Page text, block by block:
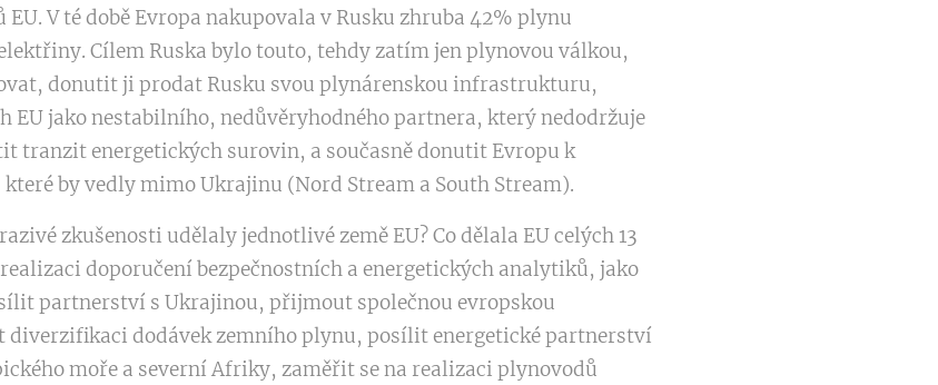
V té době Evropa nakupovala v Rusku zhruba 42% plynu
Cílem Ruska bylo touto, tehdy zatím jen plynovou válkou,
donutit ji prodat Rusku svou plynárenskou infrastrukturu,
EU jako nestabilního, nedůvěryhodného partnera, který nedodržuje
tranzit energetických surovin, a současně donutit Evropu k
by vedly mimo Ukrajinu (Nord Stream a South Stream).
zkušenosti udělaly jednotlivé země EU? Co dělala EU celých 13
doporučení bezpečnostních a energetických analytiků, jako
partnerství s Ukrajinou, přijmout společnou evropskou
dodávek zemního plynu, posílit energetické partnerství
moře a severní Afriky, zaměřit se na realizaci plynovodů